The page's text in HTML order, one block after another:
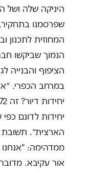
היניקה שלה ושל
שפרסמנו
המחוזית לתכנון
הנמוך שביקשו
הציפוף והבנייה
יחידות לדונם
הארצית״. תשובת
ממדהימה:
אור עקיבא.